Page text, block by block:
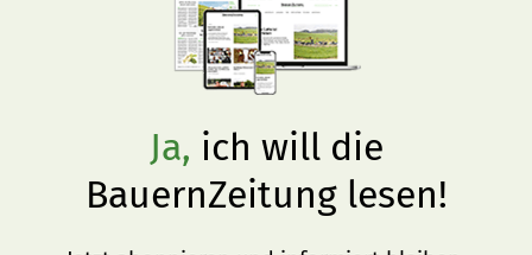
Referentin Florianne Koechlin zum behutsamen Umgang
Ja, ich will die
BauernZeitung lesen!